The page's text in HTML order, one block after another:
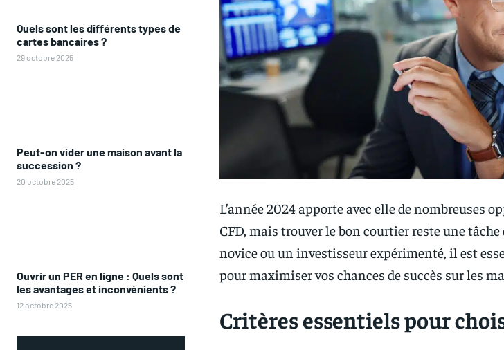
Quels sont les différents types de
cartes bancaires ?
29 octobre 2025
Peut-on vider une maison avant la
succession ?
20 octobre 2025
Ouvrir un PER en ligne : Quels sont
les avantages et inconvénients ?
12 octobre 2025
L’année 2024 apporte avec elle de nombreuses
CFD, mais trouver le bon courtier reste une tâche
novice ou un investisseur expérimenté, il est
pour maximiser vos chances de succès sur les
Critères essentiels pour